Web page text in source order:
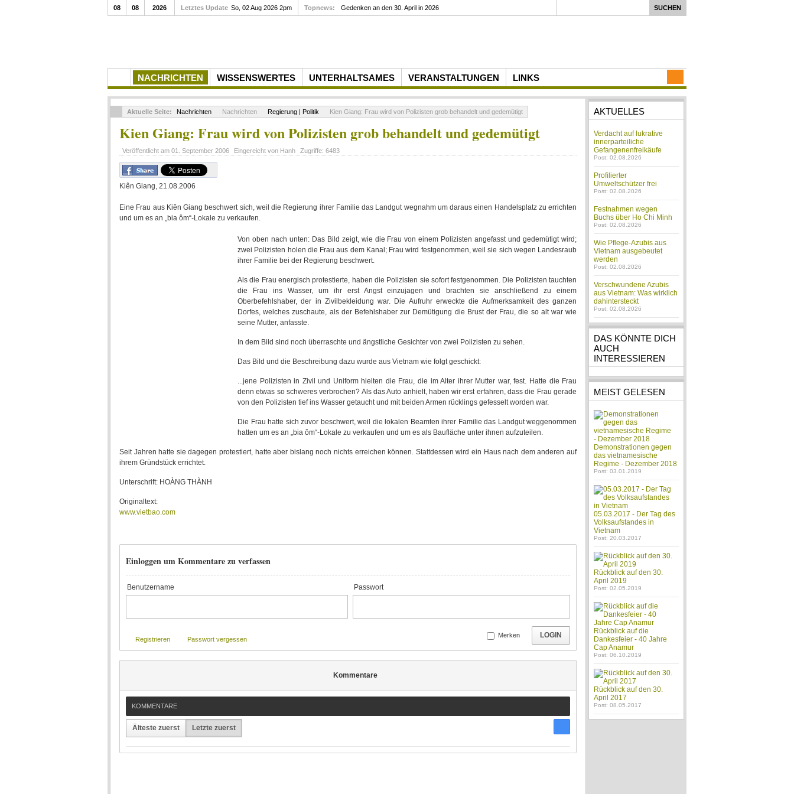
NACHRICHTEN WISSENSWERTES UNTERHALTSAMES VERANSTALTUNGEN LINKS
08 08 2026 Letztes Update So, 02 Aug 2026 2pm Topnews: Gedenken an den 30. April in 2026
Aktuelle Seite: Nachrichten Nachrichten Regierung | Politik Kien Giang: Frau wird von Polizisten grob behandelt und gedemütigt
Kien Giang: Frau wird von Polizisten grob behandelt und gedemütigt
Veröffentlicht am 01. September 2006 Eingereicht von Hanh Zugriffe: 6483
Kiên Giang, 21.08.2006
Eine Frau aus Kiên Giang beschwert sich, weil die Regierung ihrer Familie das Landgut wegnahm um daraus einen Handelsplatz zu errichten
und um es an „bia ôm“-Lokale zu verkaufen.
Von oben nach unten: Das Bild zeigt, wie die Frau von einem Polizisten angefasst und gedemütigt wird;
zwei Polizisten holen die Frau aus dem Kanal; Frau wird festgenommen, weil sie sich wegen Landesraub
ihrer Familie bei der Regierung beschwert.
Als die Frau energisch protestierte, haben die Polizisten sie sofort festgenommen. Die Polizisten tauchten
die Frau ins Wasser, um ihr erst Angst einzujagen und brachten sie anschließend zu einem
Oberbefehlshaber, der in Zivilbekleidung war. Die Aufruhr erweckte die Aufmerksamkeit des ganzen
Dorfes, welches zuschaute, als der Befehlshaber zur Demütigung die Brust der Frau, die so alt war wie
seine Mutter, anfasste.
In dem Bild sind noch überraschte und ängstliche Gesichter von zwei Polizisten zu sehen.
Das Bild und die Beschreibung dazu wurde aus Vietnam wie folgt geschickt:
...jene Polizisten in Zivil und Uniform hielten die Frau, die im Alter ihrer Mutter war, fest. Hatte die Frau
denn etwas so schweres verbrochen? Als das Auto anhielt, haben wir erst erfahren, dass die Frau gerade
von den Polizisten tief ins Wasser getaucht und mit beiden Armen rücklings gefesselt worden war.
Die Frau hatte sich zuvor beschwert, weil die lokalen Beamten ihrer Familie das Landgut weggenommen
hatten um es an „bia ôm“-Lokale zu verkaufen und um es als Baufläche unter ihnen aufzuteilen.
Seit Jahren hatte sie dagegen protestiert, hatte aber bislang noch nichts erreichen können. Stattdessen wird ein Haus nach dem anderen auf
ihrem Gründstück errichtet.
Unterschrift: HOÀNG THÀNH
Originaltext:
www.vietbao.com
Einloggen um Kommentare zu verfassen
Benutzername Passwort
LOGIN
Merken
Registrieren Passwort vergessen
Kommentare
KOMMENTARE
Älteste zuerst Letzte zuerst
AKTUELLES
Verdacht auf lukrative
innerparteiliche
Gefangenenfreikäufe
Post: 02.08.2026
Profilierter
Umweltschützer frei
Post: 02.08.2026
Festnahmen wegen
Buchs über Ho Chi Minh
Post: 02.08.2026
Wie Pflege-Azubis aus
Vietnam ausgebeutet
werden
Post: 02.08.2026
Verschwundene Azubis
aus Vietnam: Was wirklich
dahintersteckt
Post: 02.08.2026
DAS KÖNNTE DICH
AUCH
INTERESSIEREN
MEIST GELESEN
Demonstrationen gegen
das vietnamesische
Regime - Dezember 2018
Post: 03.01.2019
05.03.2017 - Der Tag des
Volksaufstandes in
Vietnam
Post: 20.03.2017
Rückblick auf den 30.
April 2019
Post: 02.05.2019
Rückblick auf die
Dankesfeier - 40 Jahre
Cap Anamur
Post: 06.10.2019
Rückblick auf den 30.
April 2017
Post: 08.05.2017